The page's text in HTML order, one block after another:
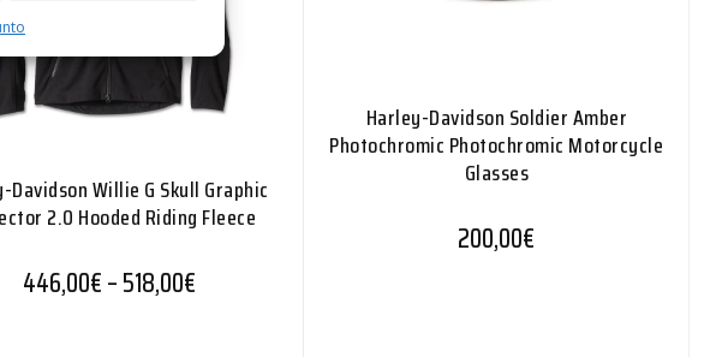
Davidson Willie G Skull Graphic
2.0 Hooded Riding Fleece
446,00€–518,00€Hintaluokka: 446,00€ - 518,00€
Harley-Davidson Soldier Amber
Photochromic Photochromic Motorcycle
Glasses
200,00€